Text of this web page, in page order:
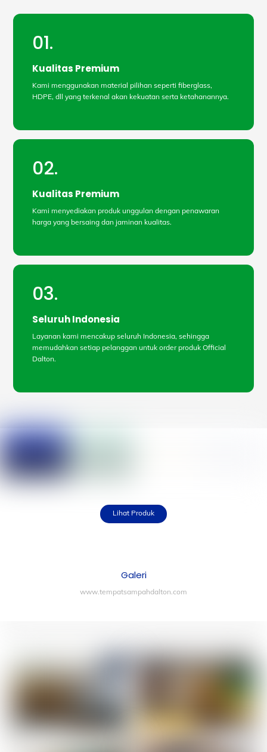
01.
Kualitas Premium
Kami menggunakan material pilihan seperti fiberglass,
HDPE, dll yang terkenal akan kekuatan serta ketahanannya.
02.
Kualitas Premium
Kami menyediakan produk unggulan dengan penawaran
harga yang bersaing dan jaminan kualitas.
03.
Seluruh Indonesia
Layanan kami mencakup seluruh Indonesia, sehingga
memudahkan setiap pelanggan untuk order produk Official
Dalton.
Lihat Produk
Galeri
www.tempatsampahdalton.com